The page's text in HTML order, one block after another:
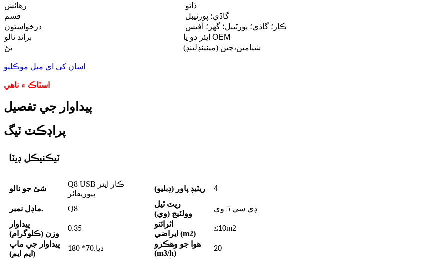
رهائش
ڌاتو
قسم
گاڏي؛ پورٽيبل
درخواستون
ڪار؛ گاڏي؛ پورٽيبل؛ گهر؛ آفيس
برانڊ نالو
ايئر ڊو يا OEM
بڻ
شيامين،چين (مينينڊلينڊ)
اسان کي اي ميل موڪليو
اسٽاڪ ۾ ناهي
پيداوار جي تفصيل
پراڊڪٽ ٽيگ
ٽيڪنيڪل ڊيٽا
شئ جو نالو
Q8 USB ڪار ايئر
پيوريفائر
ريٽيڊ پاور (ڊبليو) 4
ماڊل نمبر. Q8
ريٽ ٿيل
وولٽيج (وي)
ڊي سي 5 وي
پيداوار
وزن (ڪلوگرام)
0.35
اثرائتو
ايراضي (m2)
≤10m2
پيداوار جي ماپ
(ايم ايم)
ديا. 70*
180
هوا جو وهڪرو
(m3/h)
20